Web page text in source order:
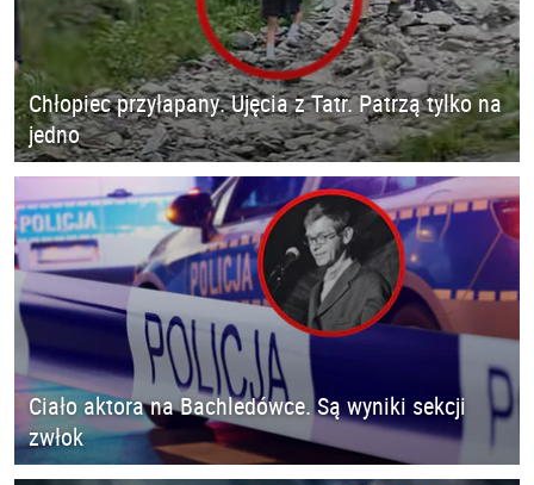
Chłopiec przyłapany. Ujęcia z Tatr. Patrzą tylko na
jedno
Ciało aktora na Bachledówce. Są wyniki sekcji
zwłok